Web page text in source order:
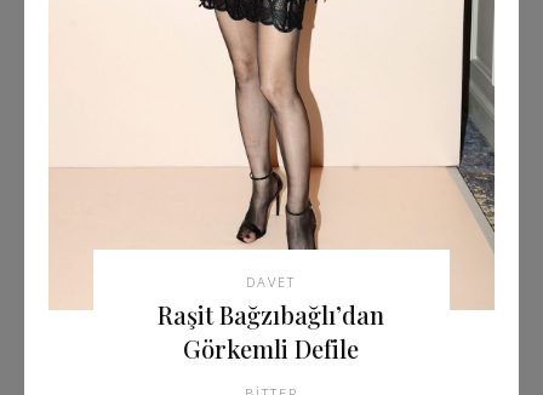
DAVET
Raşit Bağzıbağlı’dan
Görkemli Defile